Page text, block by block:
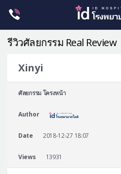
ศัลยกรรม โครงหน้า
หน้าอก
รีวิวศัลยกรรม Real Review
Xinyi
ศัลยกรรม โครงหน้า
Author
Date 2018-12-27 18:07
Views 13931